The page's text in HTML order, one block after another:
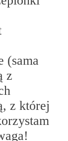
(sama
z
z której